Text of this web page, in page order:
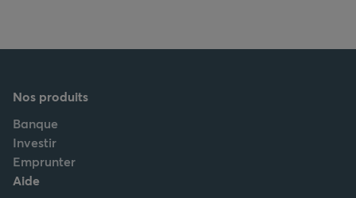
Nos produits
Banque
Investir
Emprunter
Aide